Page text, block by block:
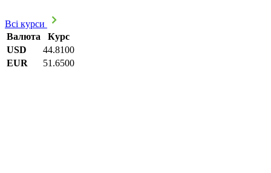
Всі курси
Валюта
Курс
USD
44.8100
EUR
51.6500